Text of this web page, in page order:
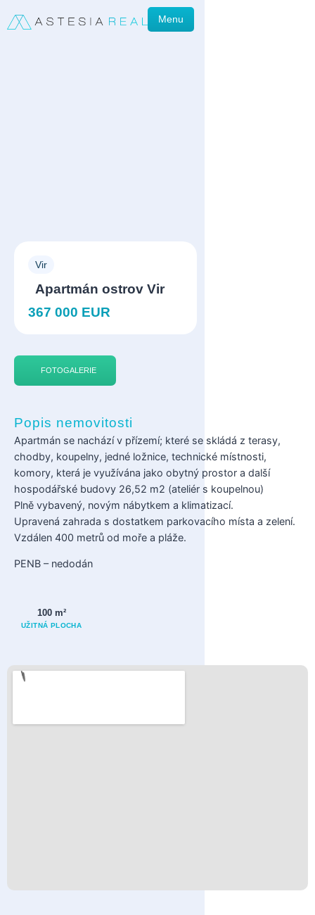
Menu
Vir
Apartmán ostrov Vir
367 000 EUR
FOTOGALERIE
Popis nemovitosti
Apartmán se nachází v přízemí; které se skládá z terasy,
chodby, koupelny, jedné ložnice, technické místnosti,
komory, která je využívána jako obytný prostor a další
hospodářské budovy 26,52 m2 (ateliér s koupelnou)
Plně vybavený, novým nábytkem a klimatizací.
Upravená zahrada s dostatkem parkovacího místa a zelení.
Vzdálen 400 metrů od moře a pláže.
PENB – nedodán
100 m²
UŽITNÁ PLOCHA